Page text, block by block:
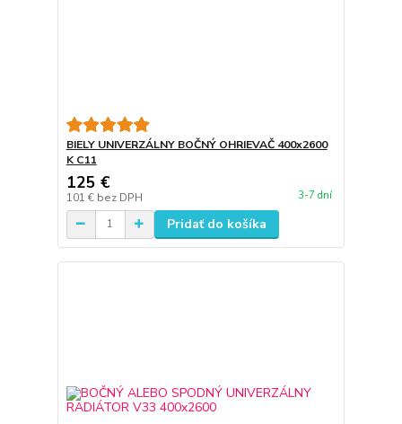
BIELY UNIVERZÁLNY BOČNÝ OHRIEVAČ 400x2600
K C11
125 €
101 € bez DPH 3-7 dní
Pridať do košíka